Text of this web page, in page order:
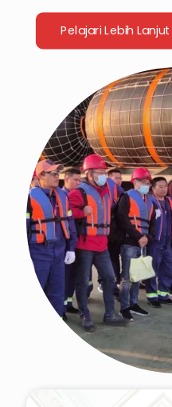
Pelajari Lebih Lanjut